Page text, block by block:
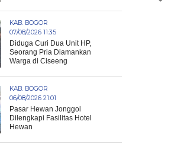
KAB. BOGOR
07/08/2026 11:35
Diduga Curi Dua Unit HP,
Seorang Pria Diamankan
Warga di Ciseeng
KAB. BOGOR
06/08/2026 21:01
Pasar Hewan Jonggol
Dilengkapi Fasilitas Hotel
Hewan